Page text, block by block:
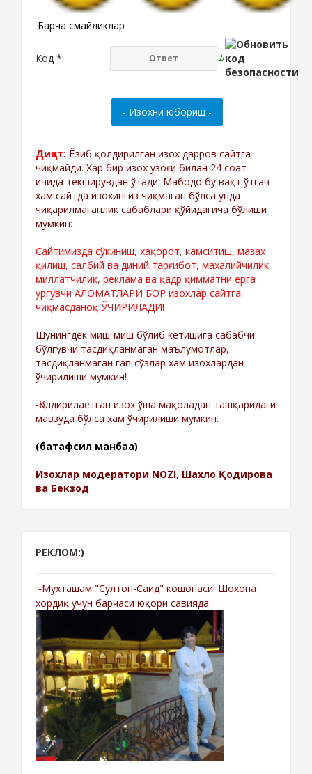
Барча смайликлар
Код *:
Диққат: Ёзиб қолдирилган изох дарров сайтга
чиқмайди. Хар бир изох узоғи билан 24 соат
ичида текширувдан ўтади. Мабодо бу вақт ўтгач
хам сайтда изохингиз чиқмаган бўлса унда
чиқарилмаганлик сабаблари қўйидагича бўлиши
мумкин:
Сайтимизда сўкиниш, хақорот, камситиш, мазах
қилиш, салбий ва диний тарғибот, махалийчилик,
миллатчилик, реклама ва қадр қимматни ерга
ургувчи АЛОМАТЛАРИ БОР изохлар сайтга
чиқмасданоқ ЎЧИРИЛАДИ!
Шунингдек миш-миш бўлиб кетишига сабабчи
бўлгувчи тасдиқланмаган маълумотлар,
тасдиқланмаган гап-сўзлар хам изохлардан
ўчирилиши мумкин!
-Қолдирилаётган изох ўша мақоладан ташқаридаги
мавзуда бўлса хам ўчирилиши мумкин.
(батафсил манбаа)
Изохлар модератори NOZI, Шахло Қодирова
ва Бекзод
РЕКЛОМ:)
-Мухташам "Султон-Саид" кошонаси! Шохона
хордиқ учун барчаси юқори савияда